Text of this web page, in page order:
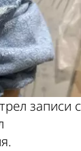
записи с